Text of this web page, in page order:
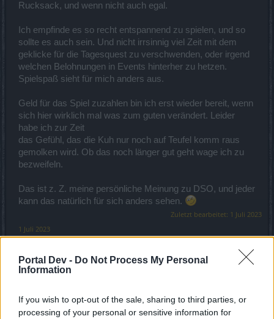
Portal Dev - Do Not Process My Personal
Information
If you wish to opt-out of the sale, sharing to third parties, or
processing of your personal or sensitive information for
Rucksack, und wenn nicht auch egal.
Ich empfinde es so recht entspannend zu spielen, und so
sollte es auch sein. Und nicht irrsinnig viel Zeit mit dem
geklicke für die Tagesquest zu verschwenden, oder irgend
welchen Belohnungen in Events hinterher zu hetzen.
Spielspaß sieht für mich anders aus.
Geld für das Spiel zuzahlen bin ich erst wieder bereit, wenn
sich hier wirklich mal was zum guten verändert. Leider
habe ich zur Zeit
das Gefühl, das die Kuh nur noch auf Teufel komm raus
gemolken wird. Ob das noch länger gut geht wage ich zu
bezweifeln.
Das ist z. Z. meine persönliche Meinung zu DSO, und jeder
kann das natürlich für sich anders sehen.
Zuletzt bearbeitet: 1 Juli 2023
1 Juli 2023
Freiherr des Forums